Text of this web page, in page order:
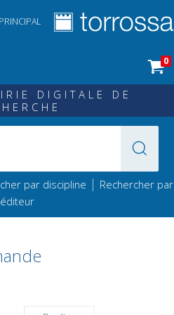
0
DIGITALE DE
par discipline | Rechercher par
éditeur